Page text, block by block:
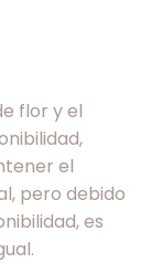
flor y el
el
pero debido
es